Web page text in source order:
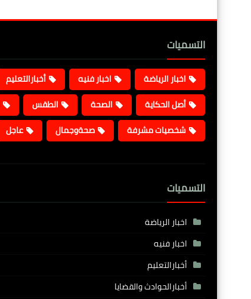
التسميات
اخبار الرياضة اخبار فنيه أخبارالتعليم
أصل الحكاية
الصحة الطقس
شخصيات مشرفة
صحةوجمال عاجل
التسميات
اخبار الرياضة
اخبار فنيه
أخبارالتعليم
أخبارالحوادث والقضايا